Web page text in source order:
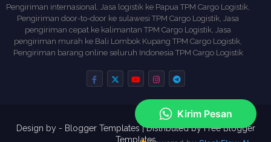
Pengiriman internasional, Jasa logistik ke Papua TPM Cargo Logistik,
Pengiriman door-to-door ke sulawesi TPM Cargo Logistik, Jasa
pengiriman cepat ke kalimantan TPM Cargo Logistik, Jasa
pengiriman murah ke Bali Lombok Kupang TPM Cargo Logistik,
Pengiriman barang online seluruh Indonesia TPM Cargo Logistik
Design by - Blogger Templates| Distributed byFree Blogger
Templates